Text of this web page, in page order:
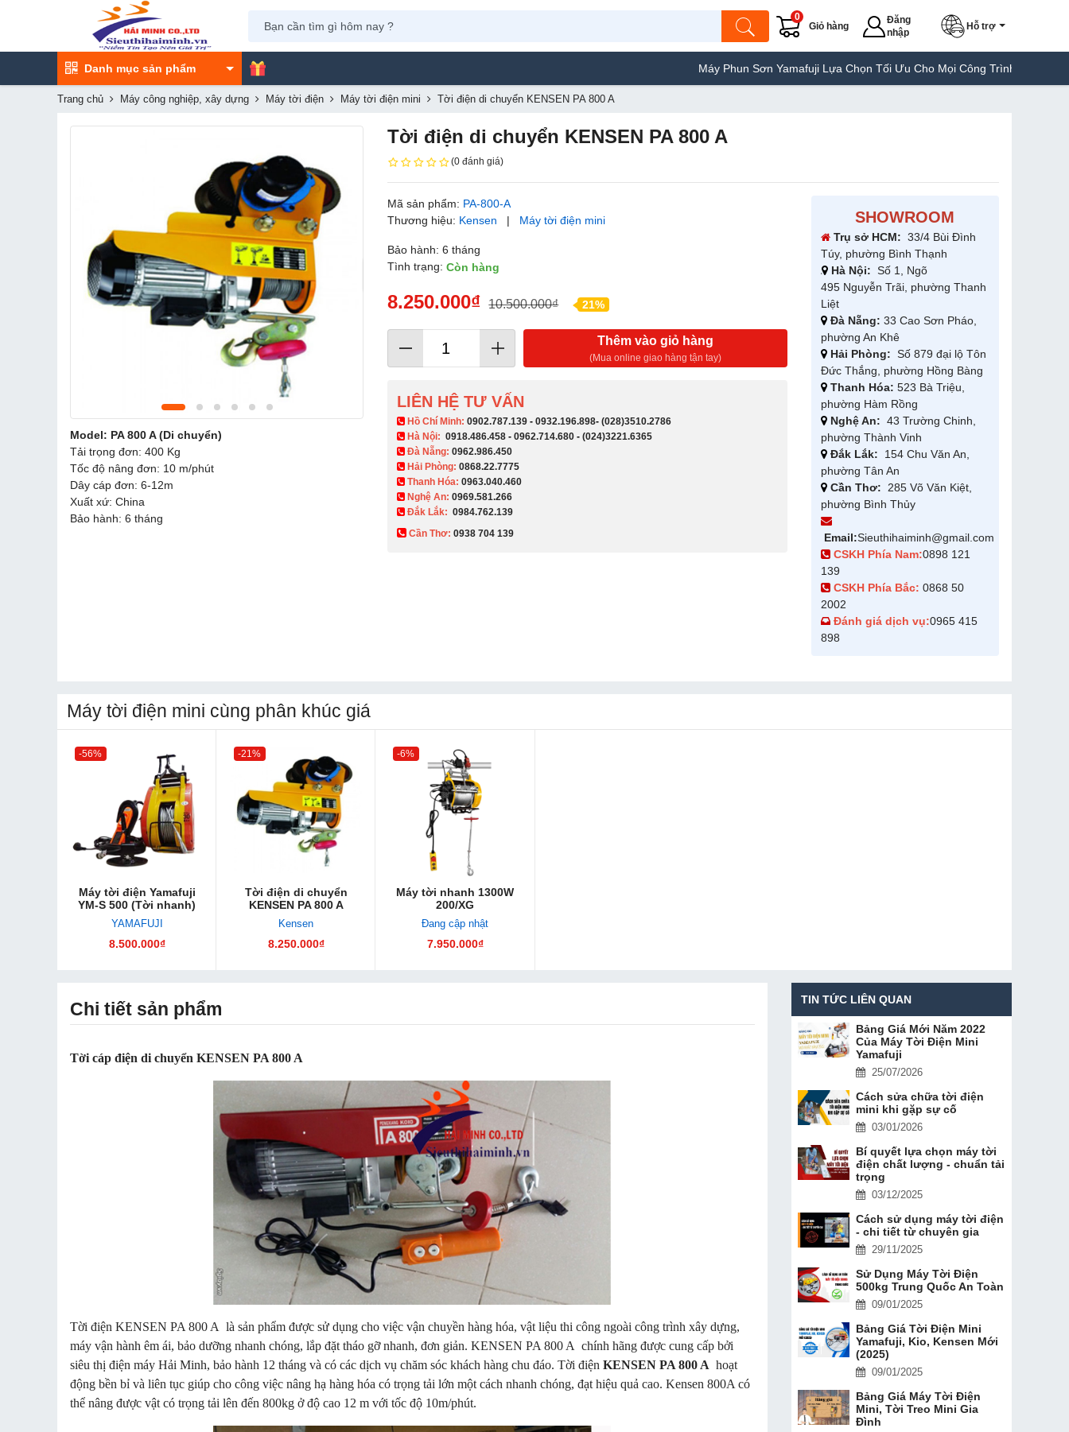
Giỏ hàng
0
Đăng
nhập
Hỗ trợ
Danh mục sản phẩm Máy Phun Sơn Yamafuji Lựa Chọn Tối Ưu Cho Mọi Công Trình Máy Hàn Túi
Trang chủ Máy công nghiệp, xây dựng Máy tời điện Máy tời điện mini Tời điện di chuyển KENSEN PA 800 A
Model: PA 800 A (Di chuyển)
Tải trọng đơn: 400 Kg
Tốc độ nâng đơn: 10 m/phút
Dây cáp đơn: 6-12m
Xuất xứ: China
Bảo hành: 6 tháng
Tời điện di chuyển KENSEN PA 800 A
(0 đánh giá)
Mã sản phẩm: PA-800-A
Thương hiệu: Kensen | Máy tời điện mini
Bảo hành: 6 tháng
Tình trạng:Còn hàng
8.250.000₫ 10.500.000₫ 21%
Thêm vào giỏ hàng
(Mua online giao hàng tận tay)
LIÊN HỆ TƯ VẤN
​ Hồ Chí Minh:0902.787.139 -0932.196.898-(028)3510.2786
Hà Nội:0918.486.458 -0962.714.680 -(024)3221.6365
Đà Nẵng:0962.986.450
Hải Phòng:0868.22.7775
Thanh Hóa:0963.040.460
Nghệ An:0969.581.266
Đắk Lắk: 0984.762.139
Cần Thơ:0938 704 139​
SHOWROOM
Trụ sở HCM: 33/4 Bùi Đình
Túy, phường Bình Thạnh
Hà Nội: Số 1, Ngõ
495 Nguyễn Trãi, phường Thanh
Liệt
Đà Nẵng: 33 Cao Sơn Pháo,
phường An Khê
Hải Phòng: Số 879 đại lộ Tôn
Đức Thắng, phường Hồng Bàng
Thanh Hóa: 523 Bà Triệu,
phường Hàm Rồng
Nghệ An: 43 Trường Chinh,
phường Thành Vinh
Đắk Lắk: 154 Chu Văn An,
phường Tân An
Cần Thơ: 285 Võ Văn Kiệt,
phường Bình Thủy
Email:Sieuthihaiminh@gmail.com
CSKH Phía Nam:0898 121
139
CSKH Phía Bắc: 0868 50
2002
Đánh giá dịch vụ:0965 415
898
Máy tời điện mini cùng phân khúc giá
-56%
Máy tời điện Yamafuji
YM-S 500 (Tời nhanh)
YAMAFUJI
8.500.000₫
-21%
Tời điện di chuyển
KENSEN PA 800 A
Kensen
8.250.000₫
-6%
Máy tời nhanh 1300W
200/XG
Đang cập nhật
7.950.000₫
Chi tiết sản phẩm
Tời cáp điện di chuyển KENSEN PA 800 A
Tời điện KENSEN PA 800 A là sản phẩm được sử dụng cho việc vận chuyền hàng hóa, vật liệu thi công ngoài công trình xây dựng,
máy vận hành êm ái, bảo dưỡng nhanh chóng, lắp đặt tháo gỡ nhanh, đơn giản. KENSEN PA 800 A chính hãng được cung cấp bởi
siêu thị điện máy Hải Minh, bảo hành 12 tháng và có các dịch vụ chăm sóc khách hàng chu đáo. Tời điện KENSEN PA 800 A hoạt
động bền bỉ và liên tục giúp cho công việc nâng hạ hàng hóa có trọng tải lớn một cách nhanh chóng, đạt hiệu quả cao. Kensen 800A có
thể nâng được vật có trọng tải lên đến 800kg ở độ cao 12 m với tốc độ 10m/phút.
TIN TỨC LIÊN QUAN
Bảng Giá Mới Năm 2022
Của Máy Tời Điện Mini
Yamafuji
25/07/2026
Cách sửa chữa tời điện
mini khi gặp sự cố
03/01/2026
Bí quyết lựa chọn máy tời
điện chất lượng - chuẩn tải
trọng
03/12/2025
Cách sử dụng máy tời điện
- chi tiết từ chuyên gia
29/11/2025
Sử Dụng Máy Tời Điện
500kg Trung Quốc An Toàn
09/01/2025
Bảng Giá Tời Điện Mini
Yamafuji, Kio, Kensen Mới
(2025)
09/01/2025
Bảng Giá Máy Tời Điện
Mini, Tời Treo Mini Gia
Đình